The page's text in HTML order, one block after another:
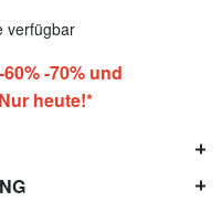
verfügbar
-70% und
heute!*